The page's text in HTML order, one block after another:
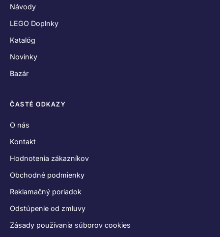
Návody
LEGO Doplnky
Katalóg
Novinky
Bazár
ČASTÉ ODKAZY
O nás
Kontakt
Hodnotenia zákazníkov
Obchodné podmienky
Reklamačný poriadok
Odstúpenie od zmluvy
Zásady používania súborov cookies